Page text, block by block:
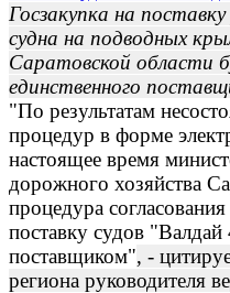
Госзакупка на
судна на подводных
Саратовской области
единственного
"По результатам
процедур в форме
настоящее время
дорожного хозяйства
процедура
поставку судов
поставщиком", -
региона руководителя